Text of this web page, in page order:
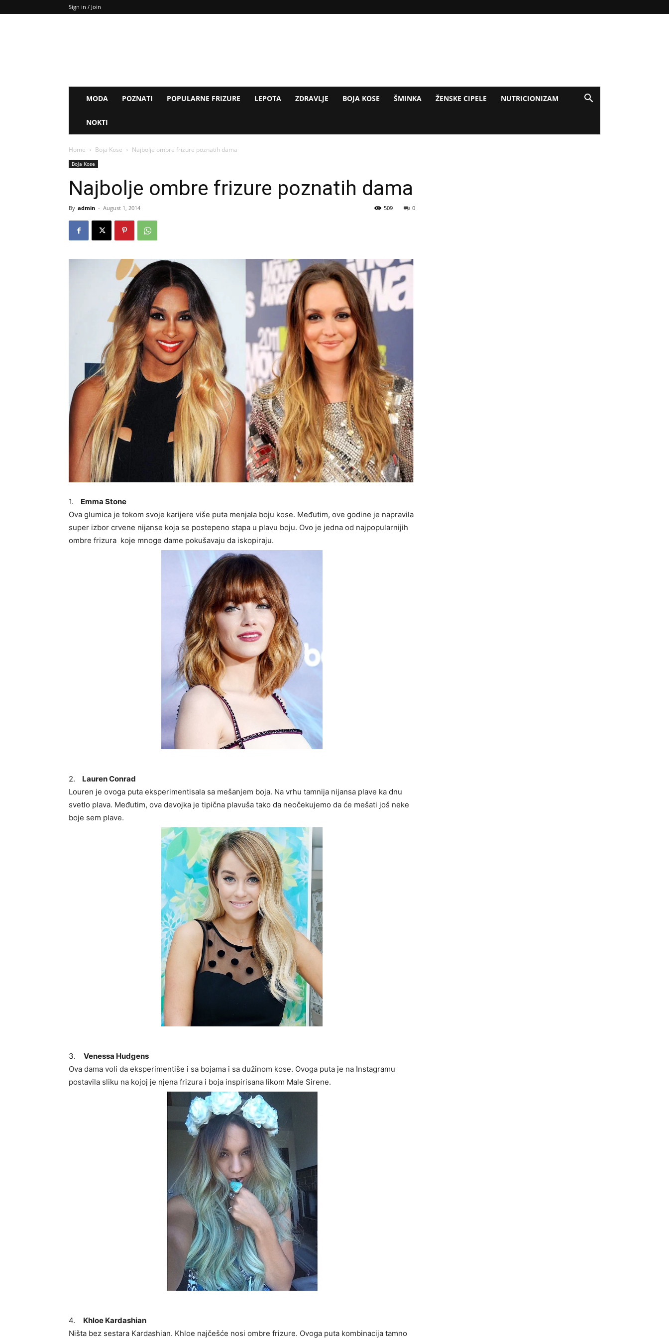
Sign in / Join
MODA POZNATI POPULARNE FRIZURE LEPOTA ZDRAVLJE BOJA KOSE ŠMINKA ŽENSKE CIPELE NUTRICIONIZAM
NOKTI
Home Boja Kose Najbolje ombre frizure poznatih dama
Boja Kose
Najbolje ombre frizure poznatih dama
By admin - August 1, 2014 0
509
1.
Emma Stone
Ova glumica je tokom svoje karijere više puta menjala boju kose. Međutim, ove godine je napravila
super izbor crvene nijanse koja se postepeno stapa u plavu boju. Ovo je jedna od najpopularnijih
ombre frizura koje mnoge dame pokušavaju da iskopiraju.
2.
Lauren Conrad
Louren je ovoga puta eksperimentisala sa mešanjem boja. Na vrhu tamnija nijansa plave ka dnu
svetlo plava. Međutim, ova devojka je tipična plavuša tako da neočekujemo da će mešati još neke
boje sem plave.
3. Venessa Hudgens
Ova dama voli da eksperimentiše i sa bojama i sa dužinom kose. Ovoga puta je na Instagramu
postavila sliku na kojoj je njena frizura i boja inspirisana likom Male Sirene.
4. Khloe Kardashian
Ništa bez sestara Kardashian. Khloe najčešće nosi ombre frizure. Ovoga puta kombinacija tamno